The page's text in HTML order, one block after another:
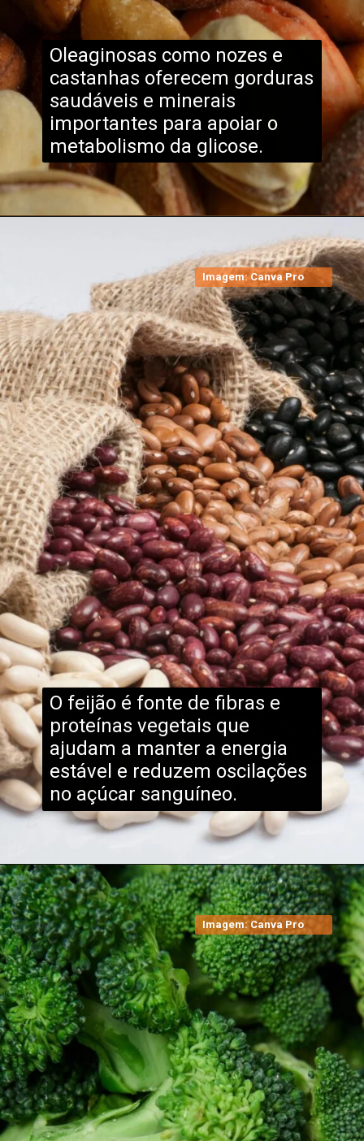
Oleaginosas como nozes e
castanhas oferecem gorduras
saudáveis e minerais
importantes para apoiar o
metabolismo da glicose.
O feijão é fonte de fibras e
proteínas vegetais que
ajudam a manter a energia
estável e reduzem oscilações
no açúcar sanguíneo.
Imagem: Canva Pro
Imagem: Canva Pro